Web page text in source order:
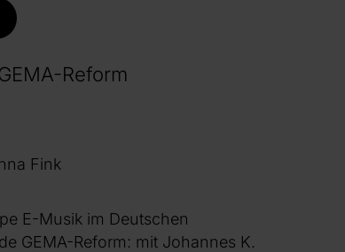
Reform
Fink
E-Musik im Deutschen
GEMA-Reform: mit Johannes K.